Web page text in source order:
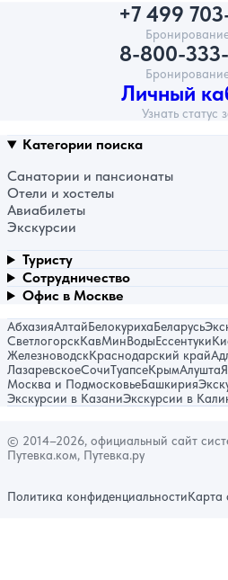
+7 499
8-800-
Личный
Узнать статус
Категории поиска
Санатории и пансионаты
Отели и хостелы
Авиабилеты
Экскурсии
Туристу
Сотрудничество
Офис в Москве
АбхазияАлтайБелокурихаБеларусь
СветлогорскКавМинВодыЕссентуки
ЖелезноводскКраснодарский край
ЛазаревскоеСочиТуапсеКрымАлушта
Москва и ПодмосковьеБашкирия
Экскурсии в КазаниЭкскурсии в
© 2014–2026, официальный сайт
Путевка.ком, Путевка.ру
Политика конфиденциальностиКарта